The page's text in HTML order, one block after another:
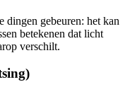
dingen gebeuren: het kan
betekenen dat licht
verschilt.